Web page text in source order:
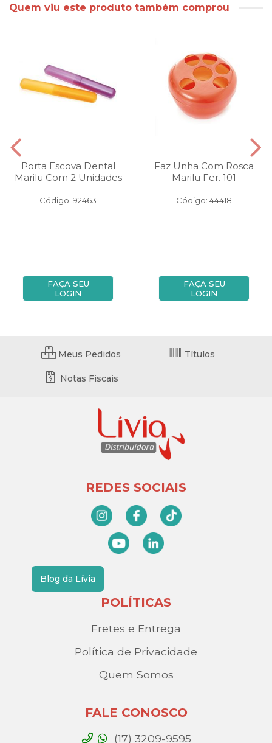
Quem viu este produto também comprou
Porta Escova Dental
Marilu Com 2 Unidades
Código: 92463
FAÇA SEU
LOGIN
Faz Unha Com Rosca
Marilu Fer. 101
Código: 44418
FAÇA SEU
LOGIN
Meus Pedidos Títulos
Notas Fiscais
REDES SOCIAIS
Blog da Lívia
POLÍTICAS
Fretes e Entrega
Política de Privacidade
Quem Somos
FALE CONOSCO
(17) 3209-9595